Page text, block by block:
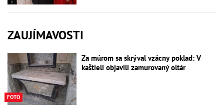
ZAUJÍMAVOSTI
FOTO
Za múrom sa skrýval vzácny poklad: V
kaštieli objavili zamurovaný oltár